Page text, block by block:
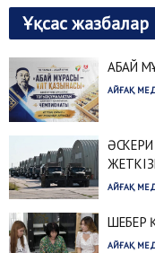
Ұқсас жазбалар
АБАЙ
АЙҒАҚ
АЙҒАҚ
ШЕБЕР
АЙҒАҚ